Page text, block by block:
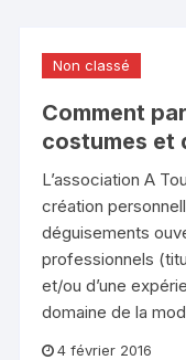
Non classé
Comment
costumes et
L’association A
création
déguisements
professionnels
et/ou d’une
domaine de la
4 février 2016